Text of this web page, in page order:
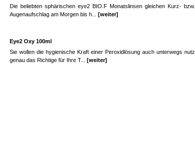
Die beliebten sphärischen eye2 BIO.F Monatslinsen gleichen Kurz-
Augenaufschlag am Morgen bis h... [weiter]
Eye2 Oxy 100ml
Sie wollen die hygienische Kraft einer Peroxidlösung auch unterwegs
genau das Richtige für Ihre T... [weiter]